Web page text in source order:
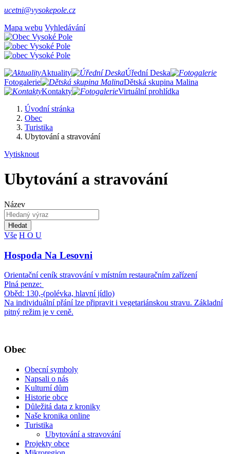
ucetni@vysokepole.cz
Mapa webu Vyhledávání
Aktuality
Úřední Deska
Fotogalerie
Dětská skupina Malina
Kontakty
Virtuální prohlídka
Úvodní stránka
Obec
Turistika
Ubytování a stravování
Vytisknout
Ubytování a stravování
Název
Hledat
Vše H O U
Hospoda Na Lesovni
Orientační ceník stravování v místním restauračním zařízení
Plná penze:
Oběd: 130,-(polévka, hlavní jídlo)
Na individuální přání lze připravit i vegetariánskou stravu. Základní
pitný režim je v ceně.
Obec
Obecní symboly
Napsali o nás
Kulturní dům
Historie obce
Důležitá data z kroniky
Naše kronika online
Turistika
Ubytování a stravování
Projekty obce